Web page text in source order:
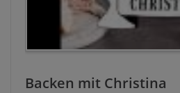
Backen mit Christina